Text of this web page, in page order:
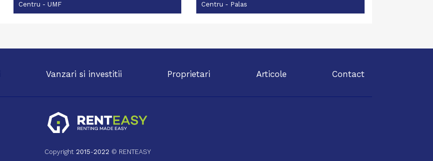
Centru - UMF Centru - Palas
Vanzari si investitii Proprietari Articole Contact
Copyright 2015-2022 © RENTEASY